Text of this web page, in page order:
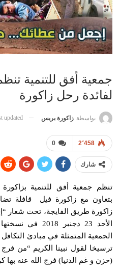
جمعية أفق للتنمية
لفائدة رحل زاكورة
بواسطة زاكورة بريس updated
0 2٬458
شارك
تنظم جمعية أفق للتنمية
بتعاون مع زاكورة فيل قافلة
زاكورة طريق الفايجة، تحت شعار
الأحد 23 دجنبر
الجمعية المتمثلة في مبادئ
ترسيخا لقول نبينا الكريم “من
(حزن و غم الدنيا) فرج الله عنه بها